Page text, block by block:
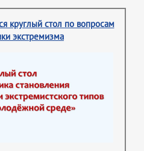
круглый стол по вопросам
экстремизма